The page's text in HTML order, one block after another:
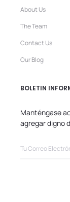
About Us
The Team
Contact Us
Our Blog
BOLETIN
Manténgase
agregar digno